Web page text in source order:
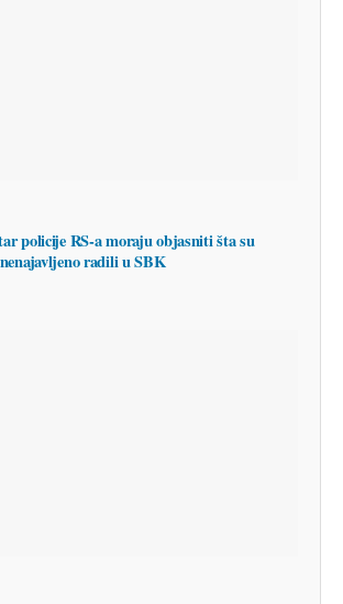
policije RS-a moraju objasniti šta su
radili u SBK